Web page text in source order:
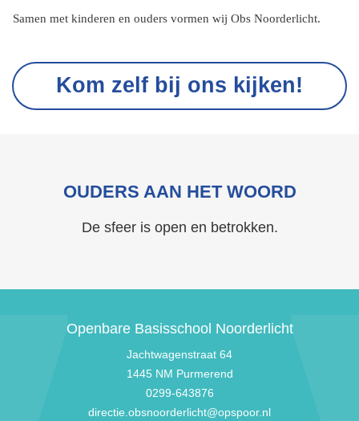
Samen met kinderen en ouders vormen wij Obs Noorderlicht.
Kom zelf bij ons kijken!
OUDERS AAN HET WOORD
De sfeer is open en betrokken.
Openbare Basisschool Noorderlicht
Jachtwagenstraat 64
1445 NM Purmerend
0299-643876
directie.obsnoorderlicht@opspoor.nl